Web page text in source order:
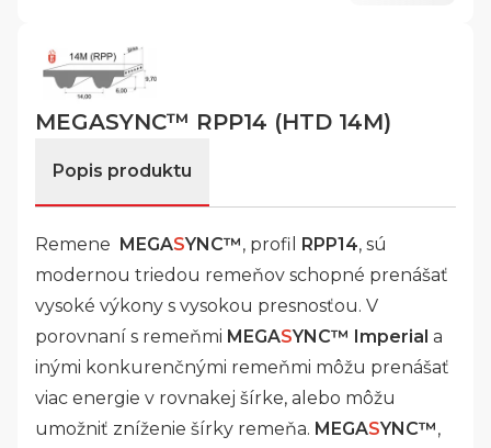
MEGASYNC™ RPP14 (HTD 14M)
Popis produktu
Remene MEGASYNC™, profil RPP14, sú
modernou triedou remeňov schopné prenášať
vysoké výkony s vysokou presnosťou. V
porovnaní s remeňmi MEGASYNC™ Imperial a
inými konkurenčnými remeňmi môžu prenášať
viac energie v rovnakej šírke, alebo môžu
umožniť zníženie šírky remeňa. MEGASYNC™,